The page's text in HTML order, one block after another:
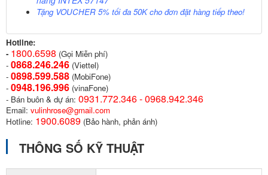
Tặng VOUCHER 5% tối đa 50K cho đơn đặt hàng tiếp theo!
Hotline:
- 1800.6598 (Gọi Miễn phí)
- 0868.246.246 (Viettel)
- 0898.599.588 (MobiFone)
- 0948.196.996 (vinaFone)
- Bán buôn & dự án: 0931.772.346 - 0968.942.346
Email: vulinhrose@gmail.com
Hotline: 1900.6089 (Bảo hành, phản ánh)
THÔNG SỐ KỸ THUẬT